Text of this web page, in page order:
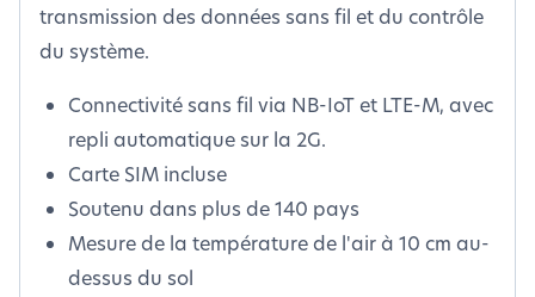
transmission des données sans fil et du contrôle
du système.
Connectivité sans fil via NB-IoT et LTE-M, avec
repli automatique sur la 2G.
Carte SIM incluse
Soutenu dans plus de 140 pays
Mesure de la température de l'air à 10 cm au-
dessus du sol